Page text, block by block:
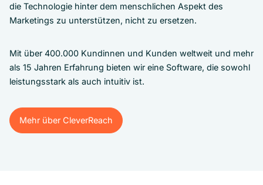
die Technologie hinter dem menschlichen Aspekt des
Marketings zu unterstützen, nicht zu ersetzen.
Mit über 400.000 Kundinnen und Kunden weltweit und mehr
als 15 Jahren Erfahrung bieten wir eine Software, die sowohl
leistungsstark als auch intuitiv ist.
Mehr über CleverReach
Mehr über CleverReach